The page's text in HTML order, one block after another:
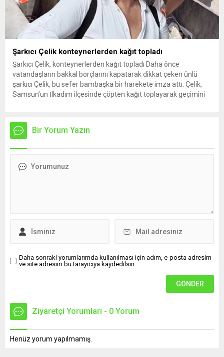
Şarkıcı Çelik konteynerlerden kağıt topladı
Şarkıcı Çelik, konteynerlerden kağıt topladı Daha önce
vatandaşların bakkal borçlarını kapatarak dikkat çeken ünlü
şarkıcı Çelik, bu sefer bambaşka bir harekete imza attı. Çelik,
Samsun’un İlkadım ilçesinde çöpten kağıt toplayarak geçimini
İlkadım ilçesinde çöpten kağıt toplayarak...
Bir Yorum Yazın
Daha sonraki yorumlarımda kullanılması için adım, e-posta adresim
ve site adresim bu tarayıcıya kaydedilsin.
Ziyaretçi Yorumları - 0 Yorum
Henüz yorum yapılmamış.